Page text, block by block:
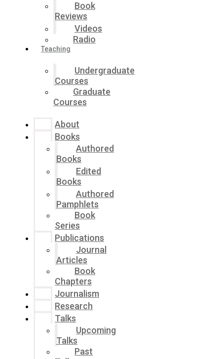
Book
Reviews
Videos
Radio
Teaching
Undergraduate
Courses
Graduate
Courses
About
Books
Authored
Books
Edited
Books
Authored
Pamphlets
Book
Series
Publications
Journal
Articles
Book
Chapters
Journalism
Research
Talks
Upcoming
Talks
Past